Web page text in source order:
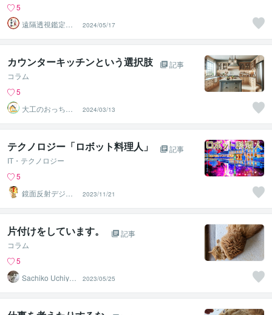
5
遠隔透視鑑定
師・すずか✡
2024/05/17
カウンターキッチンという選択肢
記事
コラム
5
大工のおっちゃ
ん工房一級建築
士
2024/03/13
テクノロジー「ロボット料理人」
記事
IT・テクノロジー
5
鏡面反射デジタ
ルアート製作所
（鈴木穣）
2023/11/21
片付けをしています。
記事
コラム
5
Sachiko Uchiya
2023/05/25